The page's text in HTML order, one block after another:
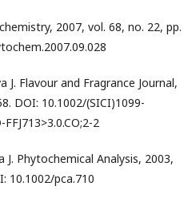
2007, vol. 68, no. 22, pp.
J. Flavour and Fragrance Journal,
DOI: 10.1002/(SICI)1099-
2
J. Phytochemical Analysis, 2003,
10.1002/pca.710